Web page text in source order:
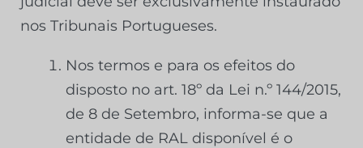
nos Tribunais Portugueses.
Nos termos e para os efeitos do
disposto no art. 18º da Lei n.º 144/2015,
de 8 de Setembro, informa-se que a
entidade de RAL disponível é o